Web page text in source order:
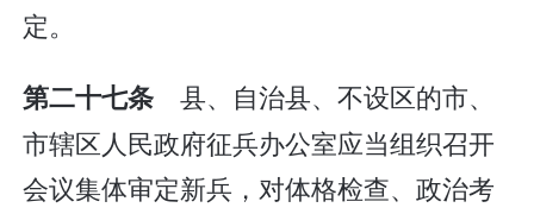
定。
第二十七条 县、自治县、不设区的市、
市辖区人民政府征兵办公室应当组织召开
会议集体审定新兵，对体格检查、政治考